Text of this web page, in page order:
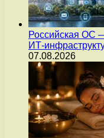
Российская ОС
ИТ-
07.08.2026